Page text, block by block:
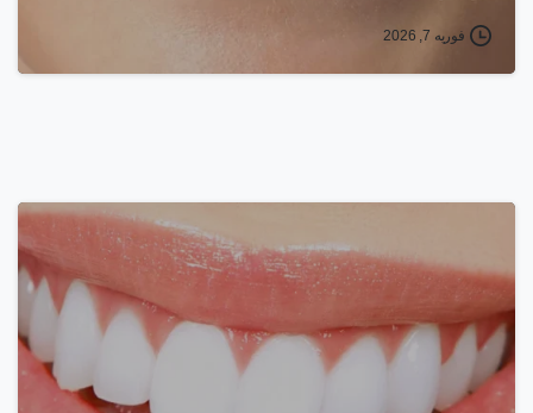
فوریه 7, 2026